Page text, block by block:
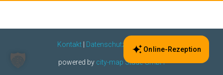
Kontakt| Datenschutz Impressum
powered by city-map Stade GmbH
Online-Rezeption